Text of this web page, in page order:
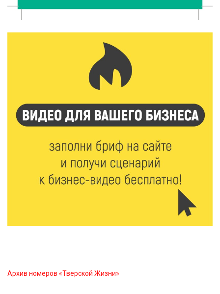
Ребёнок, жизнь, семья: жители Твери назвали
главные подарки в своей жизни
154
до 2,5 миллиона рублей
Новые профессии открывают тверичам путь к
карьерному росту
Архив номеров «Тверской Жизни»